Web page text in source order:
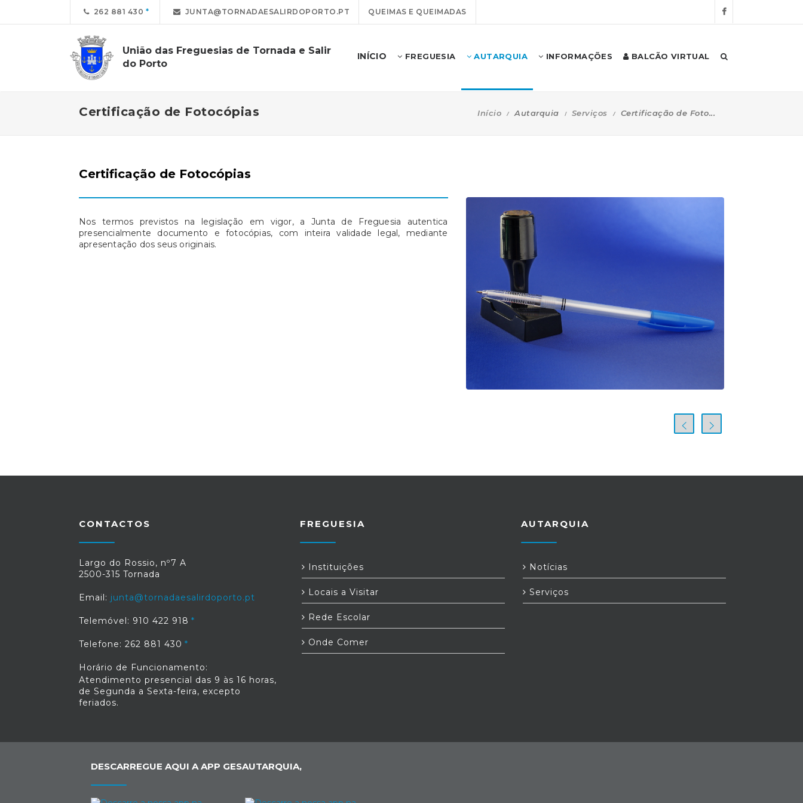
262 881 430 JUNTA@TORNADAESALIRDOPORTO.PT QUEIMAS E QUEIMADAS
União das Freguesias de Tornada e Salir
do Porto
INÍCIO FREGUESIA AUTARQUIA INFORMAÇÕES BALCÃO VIRTUAL
Certificação de Fotocópias Início Autarquia Serviços Certificação de Foto...
Certificação de Fotocópias
Nos termos previstos na legislação em vigor, a Junta de Freguesia autentica
presencialmente documento e fotocópias, com inteira validade legal, mediante
apresentação dos seus originais.
CONTACTOS
Largo do Rossio, nº7 A
2500-315 Tornada
Email: junta@tornadaesalirdoporto.pt
Telemóvel: 910 422 918
Telefone: 262 881 430
Horário de Funcionamento:
Atendimento presencial das 9 às 16 horas,
de Segunda a Sexta-feira, excepto
feriados.
FREGUESIA
Instituições
Locais a Visitar
Rede Escolar
Onde Comer
AUTARQUIA
Notícias
Serviços
DESCARREGUE AQUI A APP GESAUTARQUIA,